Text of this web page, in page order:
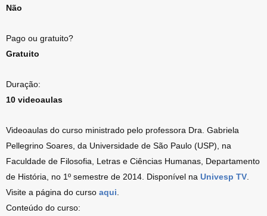
Não
Pago ou gratuito?
Gratuito
Duração:
10 videoaulas
Videoaulas do curso ministrado pelo professora Dra. Gabriela
Pellegrino Soares, da Universidade de São Paulo (USP), na
Faculdade de Filosofia, Letras e Ciências Humanas, Departamento
de História, no 1º semestre de 2014. Disponível na Univesp TV
Visite a página do curso aqui
Conteúdo do curso: